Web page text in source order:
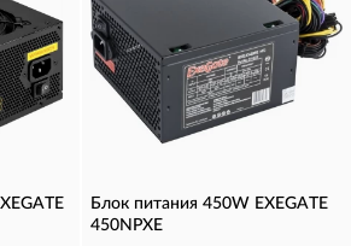
Блок питания 450W EXEGATE
450NPXE